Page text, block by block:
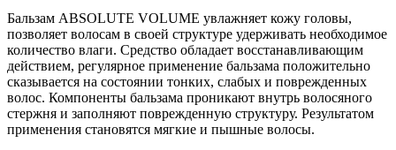
Бальзам ABSOLUTE VOLUME увлажняет кожу головы,
позволяет волосам в своей структуре удерживать необходимое
количество влаги. Средство обладает восстанавливающим
действием, регулярное применение бальзама положительно
сказывается на состоянии тонких, слабых и поврежденных
волос. Компоненты бальзама проникают внутрь волосяного
стержня и заполняют поврежденную структуру. Результатом
применения становятся мягкие и пышные волосы.